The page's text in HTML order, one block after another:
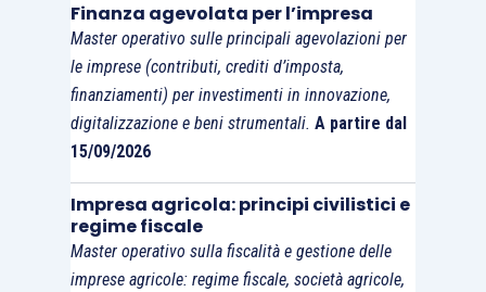
Finanza agevolata per l’impresa
Master operativo sulle principali agevolazioni per
le imprese (contributi, crediti d’imposta,
finanziamenti) per investimenti in innovazione,
digitalizzazione e beni strumentali. A partire dal
15/09/2026
Impresa agricola: principi civilistici e
regime fiscale
Master operativo sulla fiscalità e gestione delle
imprese agricole: regime fiscale, società agricole,